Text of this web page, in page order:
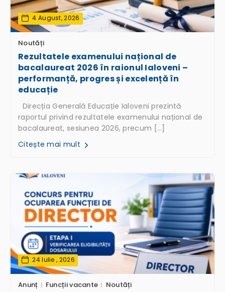
4 August, 2026
Noutăți
Rezultatele examenului național de
bacalaureat 2026 în raionul Ialoveni –
performanță, progres și excelență în
educație
Direcția Generală Educație Ialoveni prezintă
raportul privind rezultatele examenului național de
bacalaureat, sesiunea 2026, precum […]
Citește mai mult
24 Iulie , 2026
Anunț Funcții vacante Noutăți